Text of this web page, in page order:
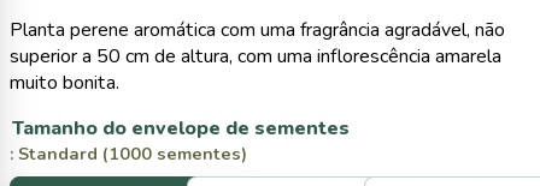
Planta perene aromática com uma fragrância agradável, não
superior a 50 cm de altura, com uma inflorescência amarela
muito bonita.
Tamanho do envelope de sementes
: Standard (1000 sementes)